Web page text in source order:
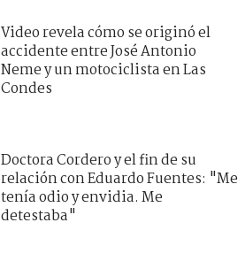
Video revela cómo se originó el
accidente entre José Antonio
Neme y un motociclista en Las
Condes
Doctora Cordero y el fin de su
relación con Eduardo Fuentes: "Me
tenía odio y envidia. Me
detestaba"